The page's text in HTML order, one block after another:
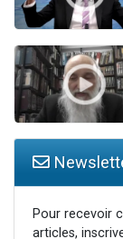
Pour recevoir
articles,